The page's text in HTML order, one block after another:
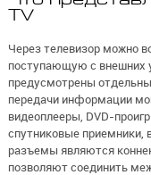
TV
Через телевизор можно
поступающую с внешних
предусмотрены
передачи информации
видеоплееры, DVD-
спутниковые приемники,
разъемы являются
позволяют соединить